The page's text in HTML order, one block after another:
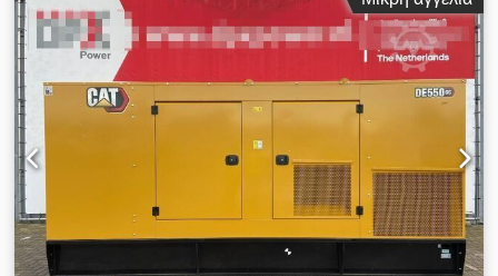
Ισχύς γεννήτριας: 715 kVA Διαστάσεις χώρου φόρτωσης: 499 x
187 x 229 cm Dksdpsxvk H Rjfx Ah Djr Σήμανση CE: ναι
Όγκος δεξαμενής νερού: 910 l Χώρα παραγωγής: CN
Επικοινωνήστε με την ομάδα DPX για περισσότερες
πληροφορίες. = Επιπλέον επιλογές και εξοπλισμός = -
Μπαταρία - Πίνακας ελέγχου - Ατσάλινη οροφή - Βυτιοφόρο